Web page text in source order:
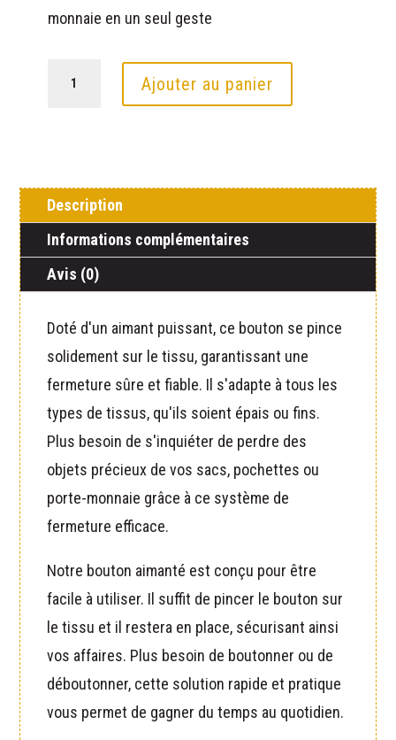
monnaie en un seul geste
pince
Ajouter au panier
Description
Informations complémentaires
Avis (0)
Doté d'un aimant puissant, ce bouton se pince
solidement sur le tissu, garantissant une
fermeture sûre et fiable. Il s'adapte à tous les
types de tissus, qu'ils soient épais ou fins.
Plus besoin de s'inquiéter de perdre des
objets précieux de vos sacs, pochettes ou
porte-monnaie grâce à ce système de
fermeture efficace.
Notre bouton aimanté est conçu pour être
facile à utiliser. Il suffit de pincer le bouton sur
le tissu et il restera en place, sécurisant ainsi
vos affaires. Plus besoin de boutonner ou de
déboutonner, cette solution rapide et pratique
vous permet de gagner du temps au quotidien.